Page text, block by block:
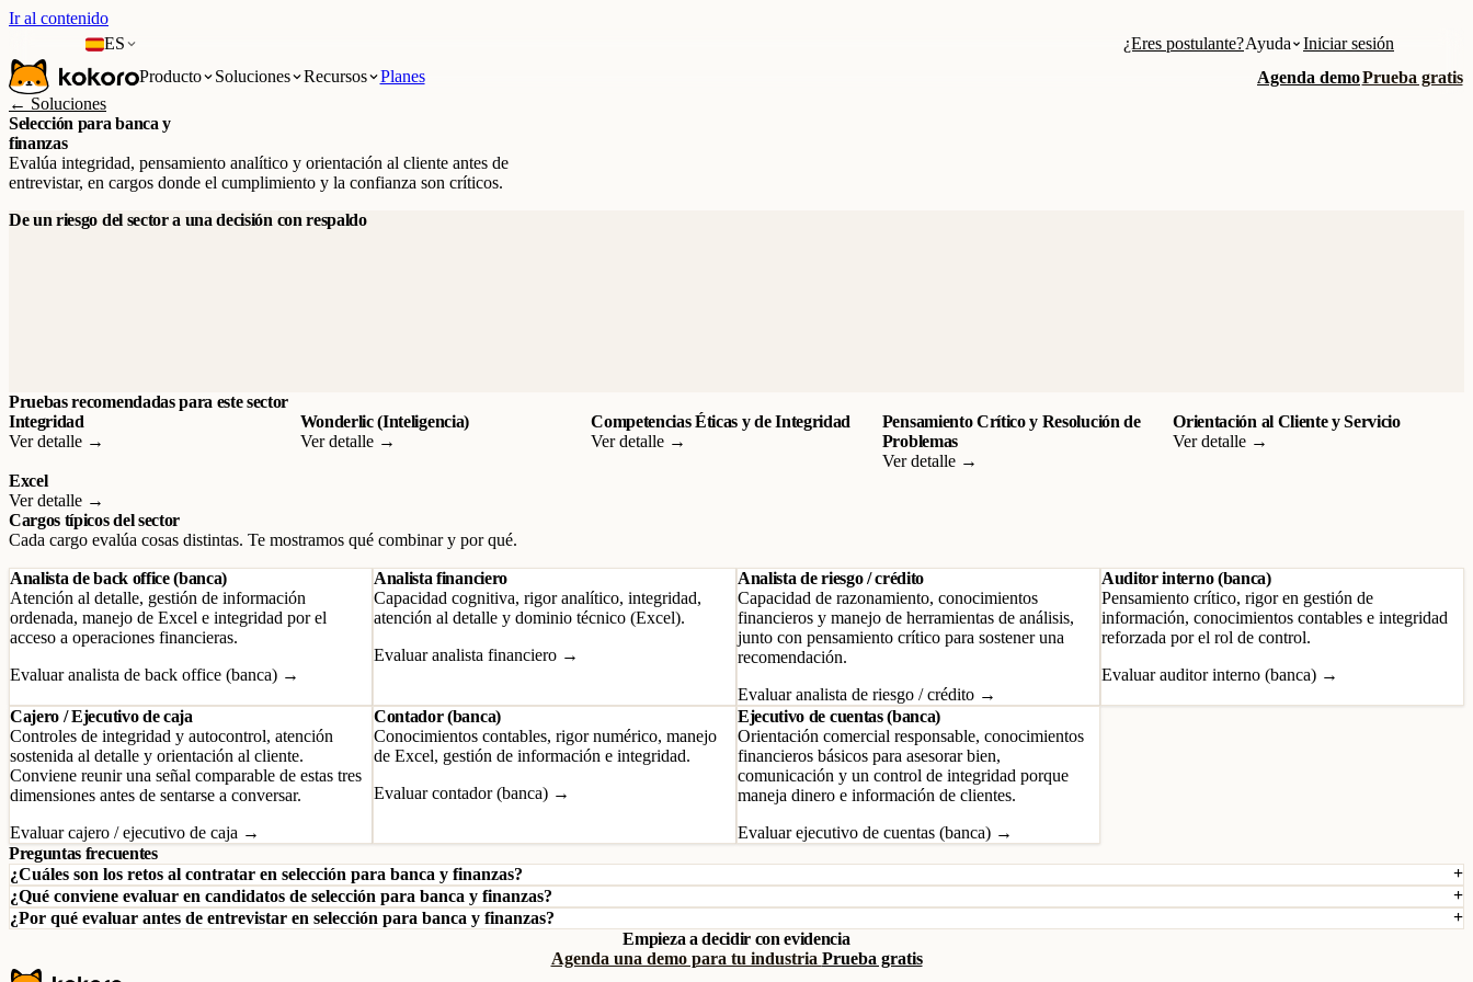
Ir al contenido
ES
¿Eres postulante?Ayuda
Iniciar sesión
Producto
Soluciones Recursos Planes Agenda demoPrueba gratis
← Soluciones
Selección para banca y
finanzas
Evalúa integridad, pensamiento analítico y orientación al cliente antes de
entrevistar, en cargos donde el cumplimiento y la confianza son críticos.
De un riesgo del sector a una decisión con respaldo
Pruebas recomendadas para este sector
Integridad
Ver detalle →
Wonderlic (Inteligencia)
Ver detalle →
Competencias Éticas y de Integridad
Ver detalle →
Pensamiento Crítico y Resolución de
Problemas
Ver detalle →
Orientación al Cliente y Servicio
Ver detalle →
Excel
Ver detalle →
Cargos típicos del sector
Cada cargo evalúa cosas distintas. Te mostramos qué combinar y por qué.
Analista de back office (banca)
Atención al detalle, gestión de información
ordenada, manejo de Excel e integridad por el
acceso a operaciones financieras.
Evaluar analista de back office (banca) →
Analista financiero
Capacidad cognitiva, rigor analítico, integridad,
atención al detalle y dominio técnico (Excel).
Evaluar analista financiero →
Analista de riesgo / crédito
Capacidad de razonamiento, conocimientos
financieros y manejo de herramientas de análisis,
junto con pensamiento crítico para sostener una
recomendación.
Evaluar analista de riesgo / crédito →
Auditor interno (banca)
Pensamiento crítico, rigor en gestión de
información, conocimientos contables e integridad
reforzada por el rol de control.
Evaluar auditor interno (banca) →
Cajero / Ejecutivo de caja
Controles de integridad y autocontrol, atención
sostenida al detalle y orientación al cliente.
Conviene reunir una señal comparable de estas tres
dimensiones antes de sentarse a conversar.
Evaluar cajero / ejecutivo de caja →
Contador (banca)
Conocimientos contables, rigor numérico, manejo
de Excel, gestión de información e integridad.
Evaluar contador (banca) →
Ejecutivo de cuentas (banca)
Orientación comercial responsable, conocimientos
financieros básicos para asesorar bien,
comunicación y un control de integridad porque
maneja dinero e información de clientes.
Evaluar ejecutivo de cuentas (banca) →
Preguntas frecuentes
¿Cuáles son los retos al contratar en selección para banca y finanzas?
¿Qué conviene evaluar en candidatos de selección para banca y finanzas?
¿Por qué evaluar antes de entrevistar en selección para banca y finanzas?
Empieza a decidir con evidencia
Agenda una demo para tu industria Prueba gratis